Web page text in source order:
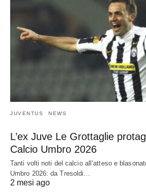
JUVENTUS NEWS
L’ex Juve Le Grottaglie
Calcio Umbro 2026
Tanti volti noti del calcio all’atteso e
Umbro 2026: da Tresoldi…
2 mesi ago